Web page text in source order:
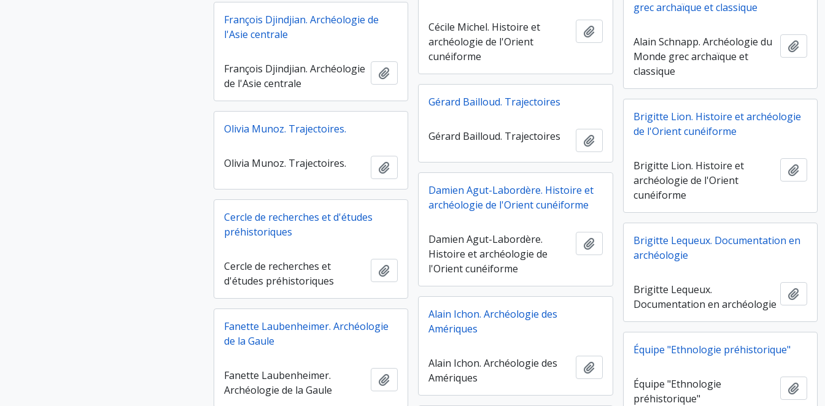
Cécile Michel. Histoire et
archéologie de l'Orient
cunéiforme
Ajouter au presse-papier
grec archaïque et classique
Alain Schnapp. Archéologie du
Monde grec archaïque et
classique
François Djindjian. Archéologie de
l'Asie centrale
François Djindjian. Archéologie
de l'Asie centrale
Ajouter au presse-papier
Gérard Bailloud. Trajectoires
Gérard Bailloud. Trajectoires Ajouter au presse-papier
Brigitte Lion. Histoire et archéologie
de l'Orient cunéiforme
Brigitte Lion. Histoire et
archéologie de l'Orient
cunéiforme
Olivia Munoz. Trajectoires.
Olivia Munoz. Trajectoires.
Ajouter au presse-papier
Damien Agut-Labordère. Histoire et
archéologie de l'Orient cunéiforme
Damien Agut-Labordère.
Histoire et archéologie de
l'Orient cunéiforme
Ajouter au presse-papier
Cercle de recherches et d'études
préhistoriques
Cercle de recherches et
d'études préhistoriques
Ajouter au presse-papier
Brigitte Lequeux. Documentation en
archéologie
Brigitte Lequeux.
Documentation en archéologie
Alain Ichon. Archéologie des
Amériques
Alain Ichon. Archéologie des
Amériques
Ajouter au presse-papier
Fanette Laubenheimer. Archéologie
de la Gaule
Fanette Laubenheimer.
Archéologie de la Gaule
Ajouter au presse-papier
Équipe "Ethnologie préhistorique"
Équipe "Ethnologie
préhistorique"